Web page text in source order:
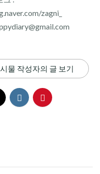
zagni_
물 작성자의 글 보기